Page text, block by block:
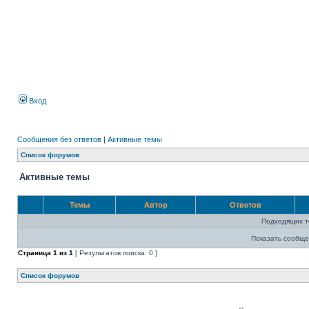
Вход
Сообщения без ответов | Активные темы
Список форумов
Активные темы
Темы Автор Ответов
Подходящих
Показать
Страница 1 из 1 [ Результатов поиска: 0 ]
Список форумов